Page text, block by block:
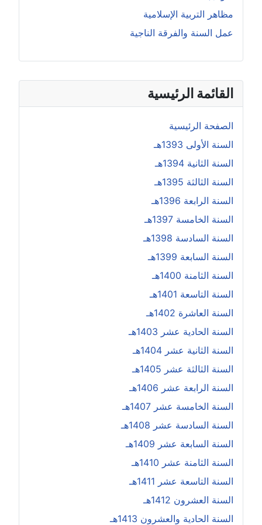
القائمة الرئيسية
الصفحة الرئيسية
السنة الأولى 1393هـ
السنة الثانية 1394هـ
السنة الثالثة 1395هـ
السنة الرابعة 1396هـ
السنة الخامسة 1397هـ
السنة السادسة 1398هـ
السنة السابعة 1399هـ
السنة الثامنة 1400هـ
السنة التاسعة 1401هـ
السنة العاشرة 1402هـ
السنة الحادية عشر 1403هـ
السنة الثانية عشر 1404هـ
السنة الثالثة عشر 1405هـ
السنة الرابعة عشر 1406هـ
السنة الخامسة عشر 1407هـ
السنة السادسة عشر 1408هـ
السنة السابعة عشر 1409هـ
السنة الثامنة عشر 1410هـ
السنة التاسعة عشر 1411هـ
السنة العشرون 1412هـ
السنة الحادية والعشرون 1413هـ
مظاهر التربية الإسلامية
عمل السنة والفرقة الناجية